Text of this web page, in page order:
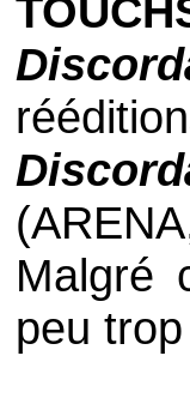
(ARENA
Malgré
peu